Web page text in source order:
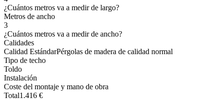
¿Cuántos metros va a medir de largo?
Metros de ancho
3
¿Cuántos metros va a medir de ancho?
Calidades
Calidad EstándarPérgolas de madera de calidad normal
Tipo de techo
Toldo
Instalación
Coste del montaje y mano de obra
Total1.416 €